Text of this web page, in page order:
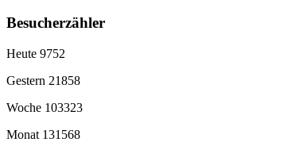
Besucherzähler
Heute 9752
Gestern 21858
Woche 103323
Monat 131568